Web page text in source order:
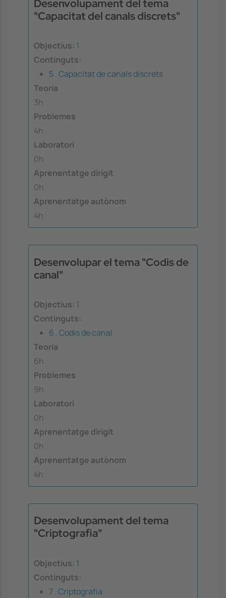
Desenvolupament del tema
"Capacitat del canals discrets"
Objectius: 1
Continguts:
5 . Capacitat de canals discrets
Teoria
3h
Problemes
4h
Laboratori
0h
Aprenentatge dirigit
0h
Aprenentatge autònom
4h
Desenvolupar el tema "Codis de
canal"
Objectius: 1
Continguts:
6 . Codis de canal
Teoria
6h
Problemes
9h
Laboratori
0h
Aprenentatge dirigit
0h
Aprenentatge autònom
4h
Desenvolupament del tema
"Criptografia"
Objectius: 1
Continguts:
7 . Criptografia